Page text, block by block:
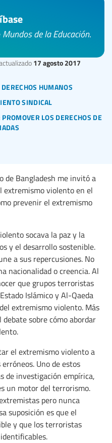
humanos
sindical
los derechos de
17 agosto 2017
Mundos de la Educación.
de Bangladesh me invitó a
extremismo violento en el
prevenir el extremismo
socava la paz y la
y el desarrollo sostenible.
a sus repercusiones. No
nacionalidad o creencia. Al
que grupos terroristas
Islámico y Al-Qaeda
extremismo violento. Más
sobre cómo abordar
el extremismo violento a
Uno de estos
de investigación empírica,
un motor del terrorismo.
pero nunca
suposición es que el
y que los terroristas